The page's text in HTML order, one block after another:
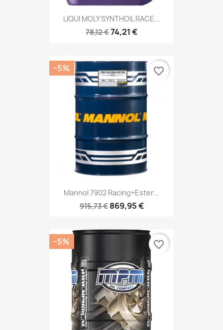
LIQUI MOLY SYNTHOIL RACE...
78,12 €74,21 €
Mannol 7902 Racing+Ester...
915,73 € 869,95 €
−5% favorite_border
−5% favorite_border